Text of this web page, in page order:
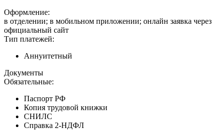
Оформление:
в отделении; в мобильном приложении; онлайн заявка через
официальный сайт
Тип платежей:
Аннуитетный
Документы
Обязательные:
Паспорт РФ
Копия трудовой книжки
СНИЛС
Справка 2-НДФЛ